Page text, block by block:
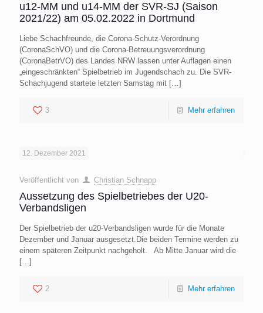
u12-MM und u14-MM der SVR-SJ (Saison
2021/22) am 05.02.2022 in Dortmund
Liebe Schachfreunde, die Corona-Schutz-Verordnung
(CoronaSchVO) und die Corona-Betreuungsverordnung
(CoronaBetrVO) des Landes NRW lassen unter Auflagen einen
„eingeschränkten“ Spielbetrieb im Jugendschach zu. Die SVR-
Schachjugend startete letzten Samstag mit […]
3 Mehr erfahren
12. Dezember 2021
Veröffentlicht von Christian Schnapp
Aussetzung des Spielbetriebes der U20-
Verbandsligen
Der Spielbetrieb der u20-Verbandsligen wurde für die Monate
Dezember und Januar ausgesetzt.Die beiden Termine werden zu
einem späteren Zeitpunkt nachgeholt. Ab Mitte Januar wird die
[…]
2 Mehr erfahren